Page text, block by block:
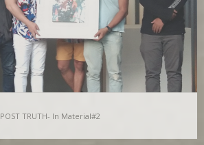
POST TRUTH- In Material#2